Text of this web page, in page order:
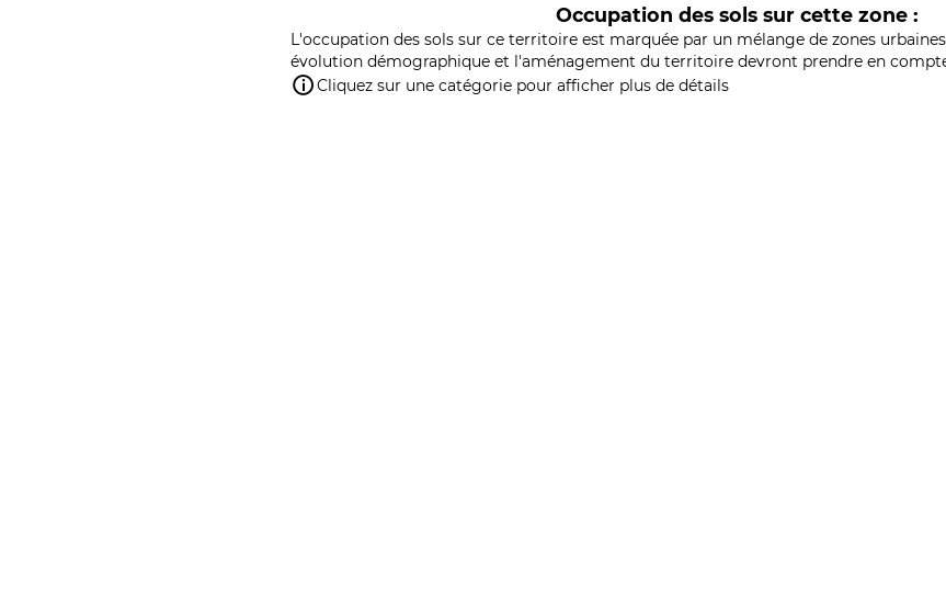
Occupation des sols sur cette zone :
L'occupation des sols sur ce territoire est marquée par un mélange de zones
évolution démographique et l'aménagement du territoire devront prendre en
Cliquez sur une catégorie pour afficher plus de détails